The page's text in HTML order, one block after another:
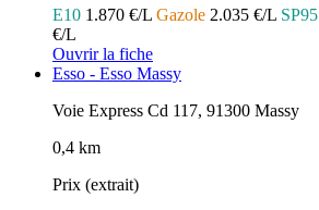
E10 1.870 €/L Gazole 2.035 €/L SP95
€/L
Ouvrir la fiche
Esso - Esso Massy
Voie Express Cd 117, 91300 Massy
0,4 km
Prix (extrait)